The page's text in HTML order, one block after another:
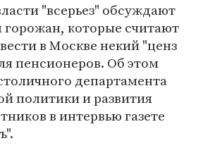
"всерьез" обсуждают
которые считают
в Москве некий "ценз
пенсионеров. Об этом
департамента
политики и развития
в интервью газете